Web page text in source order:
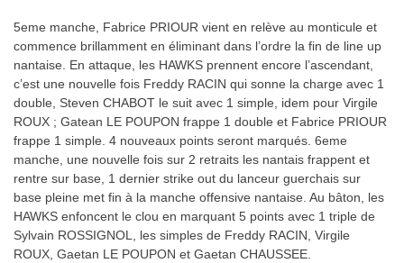
5eme manche, Fabrice PRIOUR vient en relève au monticule et
commence brillamment en éliminant dans l’ordre la fin de line up
nantaise. En attaque, les HAWKS prennent encore l’ascendant,
c’est une nouvelle fois Freddy RACIN qui sonne la charge avec 1
double, Steven CHABOT le suit avec 1 simple, idem pour Virgile
ROUX ; Gatean LE POUPON frappe 1 double et Fabrice PRIOUR
frappe 1 simple. 4 nouveaux points seront marqués. 6eme
manche, une nouvelle fois sur 2 retraits les nantais frappent et
rentre sur base, 1 dernier strike out du lanceur guerchais sur
base pleine met fin à la manche offensive nantaise. Au bâton, les
HAWKS enfoncent le clou en marquant 5 points avec 1 triple de
Sylvain ROSSIGNOL, les simples de Freddy RACIN, Virgile
ROUX, Gaetan LE POUPON et Gaetan CHAUSSEE.